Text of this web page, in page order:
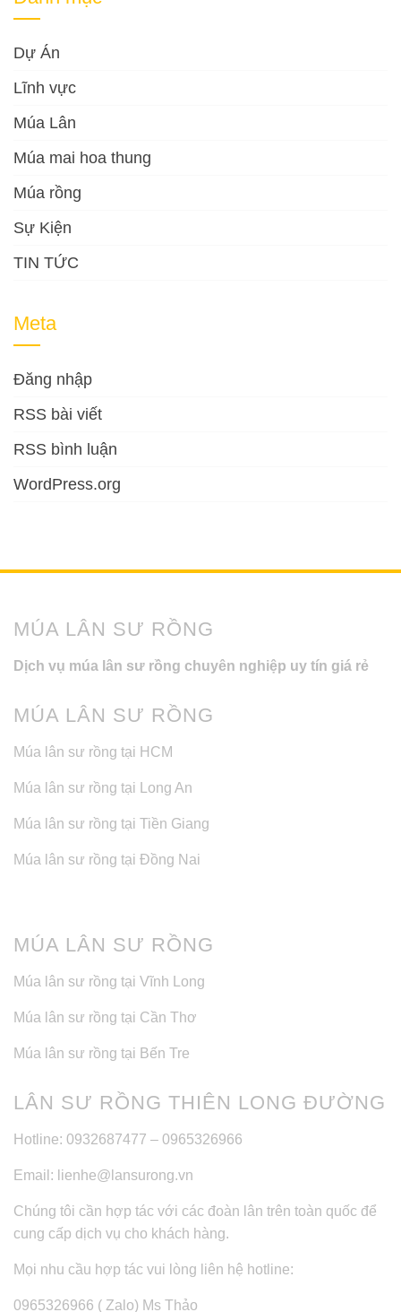
Dự Án
Lĩnh vực
Múa Lân
Múa mai hoa thung
Múa rồng
Sự Kiện
TIN TỨC
Meta
Đăng nhập
RSS bài viết
RSS bình luận
WordPress.org
MÚA LÂN SƯ RỒNG
Dịch vụ múa lân sư rồng chuyên nghiệp uy tín giá rẻ
MÚA LÂN SƯ RỒNG
Múa lân sư rồng tại HCM
Múa lân sư rồng tại Long An
Múa lân sư rồng tại Tiền Giang
Múa lân sư rồng tại Đồng Nai
MÚA LÂN SƯ RỒNG
Múa lân sư rồng tại Vĩnh Long
Múa lân sư rồng tại Cần Thơ
Múa lân sư rồng tại Bến Tre
LÂN SƯ RỒNG THIÊN LONG ĐƯỜNG
Hotline: 0932687477 – 0965326966
Email: lienhe@lansurong.vn
Chúng tôi cần hợp tác với các đoàn lân trên toàn quốc để
cung cấp dịch vụ cho khách hàng.
Mọi nhu cầu hợp tác vui lòng liên hệ hotline:
0965326966 ( Zalo) Ms Thảo